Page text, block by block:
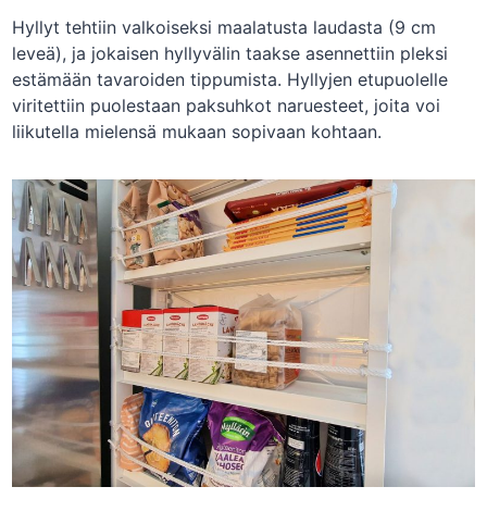
Hyllyt tehtiin valkoiseksi maalatusta laudasta (9 cm
leveä), ja jokaisen hyllyvälin taakse asennettiin pleksi
estämään tavaroiden tippumista. Hyllyjen etupuolelle
viritettiin puolestaan paksuhkot naruesteet, joita voi
liikutella mielensä mukaan sopivaan kohtaan.